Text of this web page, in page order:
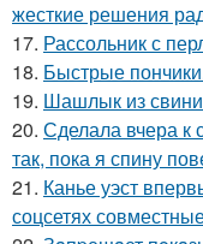
жесткие решения
17. Рассольник с
18. Быстрые
19. Шашлык из
20. Сделала вчера к
так, пока я спину
21. Канье уэст
соцсетях